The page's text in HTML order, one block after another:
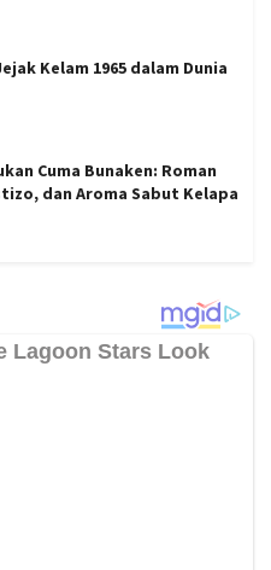
Kelam 1965 dalam Dunia
Cuma Bunaken: Roman
dan Aroma Sabut Kelapa